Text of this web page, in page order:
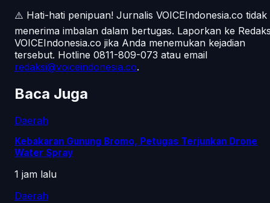
⚠️ Hati-hati penipuan! Jurnalis VOICEIndonesia.co tidak
menerima imbalan dalam bertugas. Laporkan ke
VOICEIndonesia.co jika Anda menemukan kejadian
tersebut. Hotline 0811-809-073 atau email
redaksi@voiceindonesia.co.
Baca Juga
Daerah
Kebakaran Gunung Bromo, Petugas Terjunkan Drone
Water Spray
1 jam lalu
Daerah